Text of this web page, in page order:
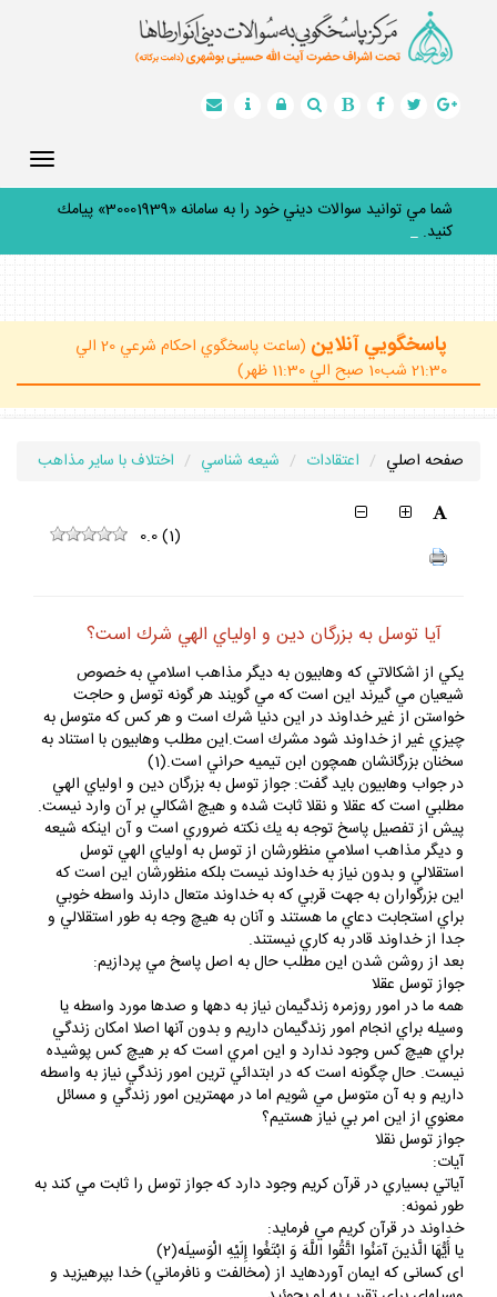
شما مي توانيد سوالات ديني خود را به سامانه «30001939» پيامك
كنيد. _
پاسخگويي آنلاين
(ساعت پاسخگوي احكام شرعي 20 الي
21:30 شب10 صبح الي 11:30 ظهر)
صفحه اصلي اعتقادات شيعه شناسي اختلاف با ساير مذاهب
0.0(1)
آيا توسل به بزرگان دين و اولياي الهي شرك است؟
يكي از اشكالاتي كه وهابيون به ديگر مذاهب اسلامي به خصوص
شيعيان مي گيرند اين است كه مي گويند هر گونه توسل و حاجت
خواستن از غير خداوند در اين دنيا شرك است و هر كس كه متوسل به
چيزي غير از خداوند شود مشرك است.اين مطلب وهابيون با استناد به
سخنان بزرگانشان همچون ابن تيميه حراني است.(1)
در جواب وهابيون بايد گفت: جواز توسل به بزرگان دين و اولياي الهي
مطلبي است كه عقلا و نقلا ثابت شده و هيچ اشكالي بر آن وارد نيست.
پيش از تفصيل پاسخ توجه به يك نكته ضروري است و آن اينكه شيعه
و ديگر مذاهب اسلامي منظورشان از توسل به اولياي الهي توسل
استقلالي و بدون نياز به خداوند نيست بلكه منظورشان اين است كه
اين بزرگواران به جهت قربي كه به خداوند متعال دارند واسطه خوبي
براي استجابت دعاي ما هستند و آنان به هيچ وجه به طور استقلالي و
جدا از خداوند قادر به كاري نيستند.
بعد از روشن شدن اين مطلب حال به اصل پاسخ مي پردازيم:
جواز توسل عقلا
همه ما در امور روزمره زندگيمان نياز به دهها و صدها مورد واسطه يا
وسيله براي انجام امور زندگيمان داريم و بدون آنها اصلا امكان زندگي
براي هيچ كس وجود ندارد و اين امري است كه بر هيچ كس پوشيده
نيست. حال چگونه است كه در ابتدائي ترين امور زندگي نياز به واسطه
داريم و به آن متوسل مي شويم اما در مهمترين امور زندگي و مسائل
معنوي از اين امر بي نياز هستيم؟
جواز توسل نقلا
آيات:
آياتي بسياري در قرآن كريم وجود دارد كه جواز توسل را ثابت مي كند به
طور نمونه:
خداوند در قرآن كريم مي فرمايد:
يا أَيُّهَا الَّذينَ آمَنُوا اتَّقُوا اللَّهَ وَ ابْتَغُوا إِلَيْهِ الْوَسيلَه(2)
اى كسانى كه ايمان آورده‏ايد از (مخالفت و نافرماني) خدا بپرهيزيد و